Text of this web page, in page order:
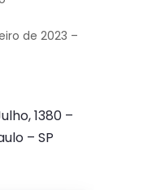
de 2023 –
1380 –
– SP